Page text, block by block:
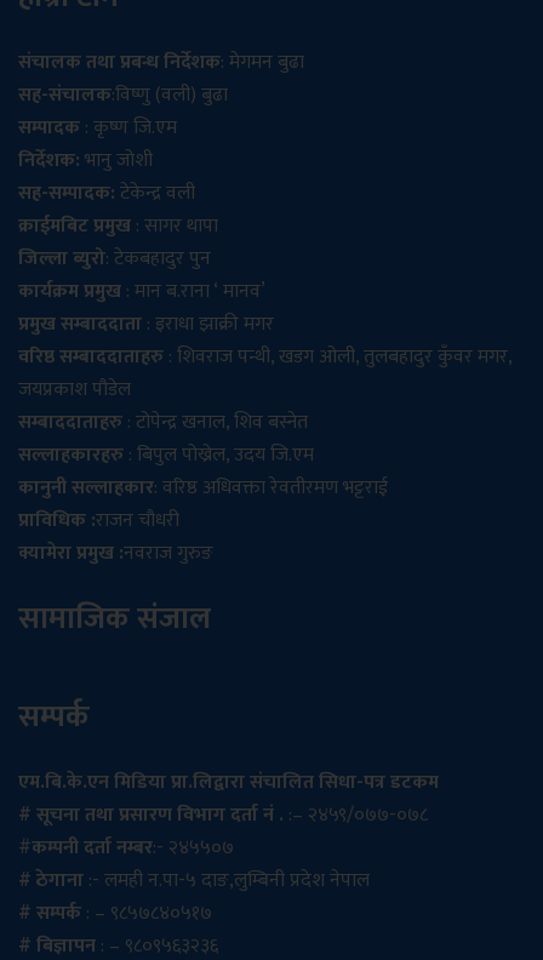
संचालक तथा प्रबन्ध निर्देशक: मेगमन बुढा
सह-संचालक:विष्णु (वली) बुढा
सम्पादक: कृष्ण जि.एम
निर्देशक:भानु जोशी
सह-सम्पादक:टेकेन्द्र वली
क्राईमबिट प्रमुख: सागर थापा
जिल्ला ब्युरो: टेकबहादुर पुन
कार्यक्रम प्रमुख: मान ब.राना ‘ मानव’
प्रमुख सम्बाददाता: इराधा झाक्री मगर
वरिष्ठ सम्बाददाताहरु: शिवराज पन्थी, खडग ओली, तुलबहादुर कुँवर मगर,
जयप्रकाश पौडेल
सम्बाददाताहरु: टोपेन्द्र खनाल, शिव बस्नेत
सल्लाहकारहरु: बिपुल पोख्रेल, उदय जि.एम
कानुनी सल्लाहकार: वरिष्ठ अधिवक्ता रेवतीरमण भट्टराई
प्राविधिक :राजन चौधरी
क्यामेरा प्रमुख :नवराज गुरुङ
सामाजिक संजाल
सम्पर्क
एम.बि.के.एन मिडिया प्रा.लिद्वारा संचालित सिधा-पत्र डटकम
# सूचना तथा प्रसारण विभाग दर्ता नं . :– २४५९/०७७-०७८
#कम्पनी दर्ता नम्बर:- २४५५०७
# ठेगाना:- लमही न.पा-५ दाङ,लुम्बिनी प्रदेश नेपाल
# सम्पर्क: – ९८५७८४०५१७
# बिज्ञापन: – ९८०९५६३२३६